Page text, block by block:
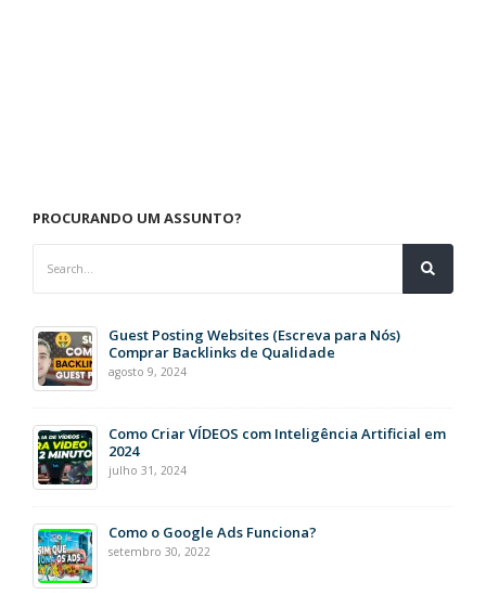
PROCURANDO UM ASSUNTO?
Guest Posting Websites (Escreva para Nós)
Comprar Backlinks de Qualidade
agosto 9, 2024
Como Criar VÍDEOS com Inteligência Artificial em
2024
julho 31, 2024
Como o Google Ads Funciona?
setembro 30, 2022